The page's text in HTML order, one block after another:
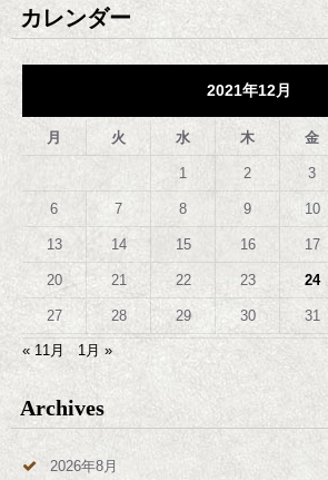
カレンダー
2021年12月
月 火 水 木 金
1 2 3
6 7 8 9 10
13 14 15 16 17
20 21 22 23 24
27 28 29 30 31
« 11月 1月 »
Archives
2026年8月